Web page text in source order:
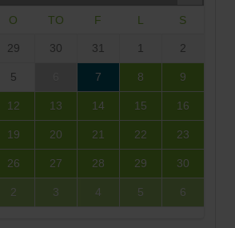
O TO F L S
29 30 31 1 2
5 7 8 9
12 13 14 15 16
19 20 21 22 23
26 27 28 29 30
2 3 4 5 6